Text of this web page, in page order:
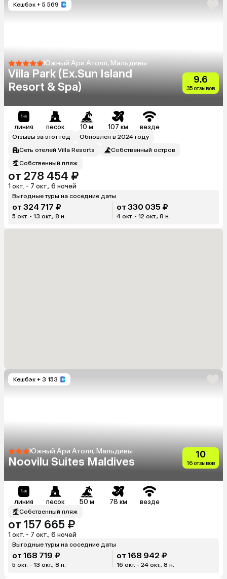
Кешбэк + 5 569
Южный Ари Атолл, Мальдивы
Villa Park (Ex.Sun Island
Resort & Spa)
9.6
35 отзывов
линия песок 10 м 107 км везде
Отзывы за этот год
Обновлен в 2024 году
Сеть отелей Villa Resorts
Собственный остров
Собственный пляж
от 278 454 ₽
1 окт. - 7 окт., 6 ночей
Выгодные туры на соседние даты
от 324 717 ₽
5 окт. - 13 окт., 8 н.
от 330 035 ₽
4 окт. - 12 окт., 8 н.
Кешбэк + 3 153
Южный Ари Атолл, Мальдивы
Noovilu Suites Maldives
10
16 отзывов
линия песок 50 м 78 км везде
Собственный пляж
от 157 665 ₽
1 окт. - 7 окт., 6 ночей
Выгодные туры на соседние даты
от 168 719 ₽
5 окт. - 13 окт., 8 н.
от 168 942 ₽
16 окт. - 24 окт., 8 н.